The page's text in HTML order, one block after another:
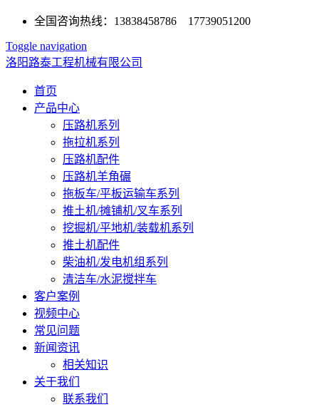
全国咨询热线：13838458786 17739051200
Toggle navigation
洛阳路泰工程机械有限公司
首页
产品中心
压路机系列
拖拉机系列
压路机配件
压路机羊角碾
拖板车/平板运输车系列
推土机/摊铺机/叉车系列
挖掘机/平地机/装载机系列
推土机配件
柴油机/发电机组系列
清洁车/水泥搅拌车
客户案例
视频中心
常见问题
新闻资讯
相关知识
关于我们
联系我们